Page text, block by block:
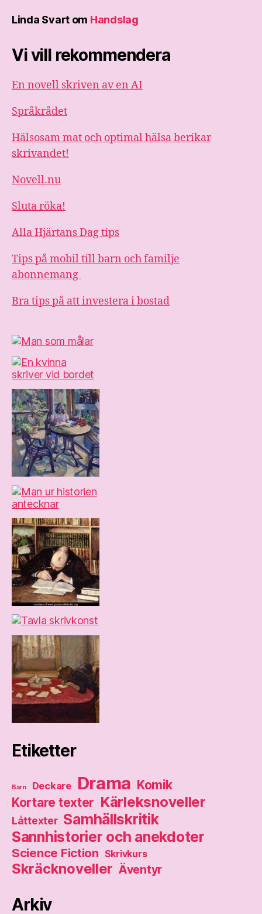
Linda Svart om Handslag
Vi vill rekommendera
En novell skriven av en AI
Språkrådet
Hälsosam mat och optimal hälsa berikar
skrivandet!
Novell.nu
Sluta röka!
Alla Hjärtans Dag tips
Tips på mobil till barn och familje
abonnemang
Bra tips på att investera i bostad
Etiketter
Barn Deckare Drama Komik
Kortare texter Kärleksnoveller
Låttexter Samhällskritik
Sannhistorier och anekdoter
Science Fiction Skrivkurs
Skräcknoveller Äventyr
Arkiv